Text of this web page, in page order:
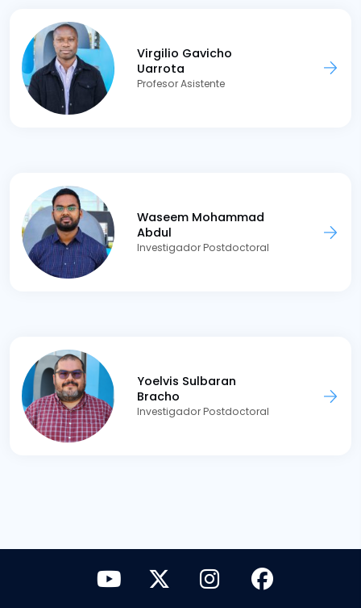
Virgilio Gavicho
Uarrota
Profesor Asistente
Waseem Mohammad
Abdul
Investigador Postdoctoral
Yoelvis Sulbaran
Bracho
Investigador Postdoctoral